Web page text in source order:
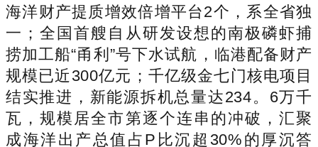
海洋财产提质增效倍增平台2个，系全省独
一；全国首艘自从研发设想的南极磷虾捕
捞加工船“甬利”号下水试航，临港配备财产
规模已近300亿元；千亿级金七门核电项目
结实推进，新能源拆机总量达234。6万千
瓦，规模居全市第逐个连串的冲破，汇聚
成海洋出产总值占P比沉超30%的厚沉答